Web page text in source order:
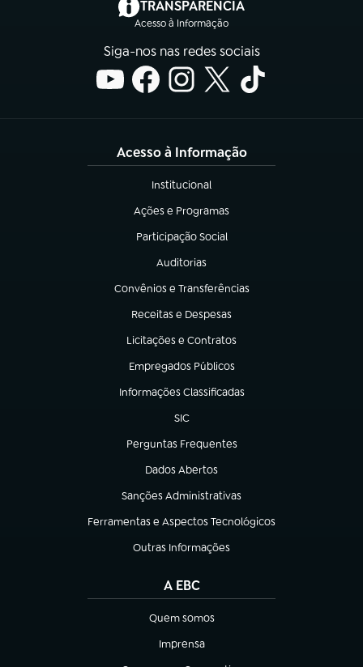
TRANSPARÊNCIA
Acesso à Informação
(abre em nova aba)
Siga-nos nas redes sociais
Acesso à Informação
Institucional
(abre em nova aba)
Ações e Programas
(abre em nova aba)
Participação Social
(abre em nova aba)
Auditorias
(abre em nova aba)
Convênios e Transferências
(abre em nova aba)
Receitas e Despesas
(abre em nova aba)
Licitações e Contratos
(abre em nova aba)
Empregados Públicos
(abre em nova aba)
Informações Classificadas
(abre em nova aba)
SIC
(abre em nova aba)
Perguntas Frequentes
(abre em nova aba)
Dados Abertos
(abre em nova aba)
Sanções Administrativas
(abre em nova aba)
Ferramentas e Aspectos Tecnológicos
(abre em nova aba)
Outras Informações
(abre em nova aba)
A EBC
Quem somos
(abre em nova aba)
Imprensa
(abre em nova aba)